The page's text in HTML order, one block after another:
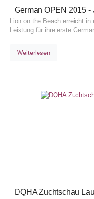
German OPEN 2015 -
Lion on the Beach erreicht in
Leistung für ihre erste
Weiterlesen
DQHA Zuchtschau